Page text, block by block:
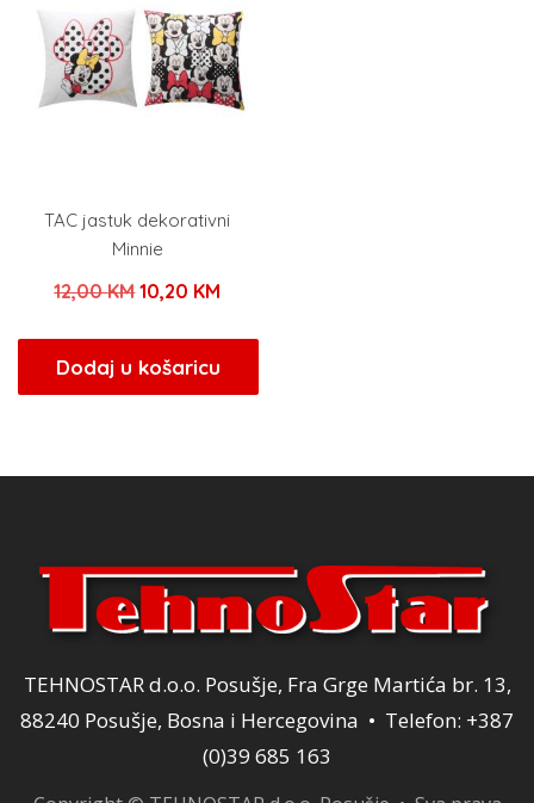
TAC jastuk dekorativni
Minnie
12,00KMIzvorna
bila
je:
10,20 KM
10,20 KM.
Dodaj u košaricu
TEHNOSTAR d.o.o. Posušje, Fra Grge Martića br. 13,
88240 Posušje, Bosna i Hercegovina • Telefon: +387
(0)39 685 163